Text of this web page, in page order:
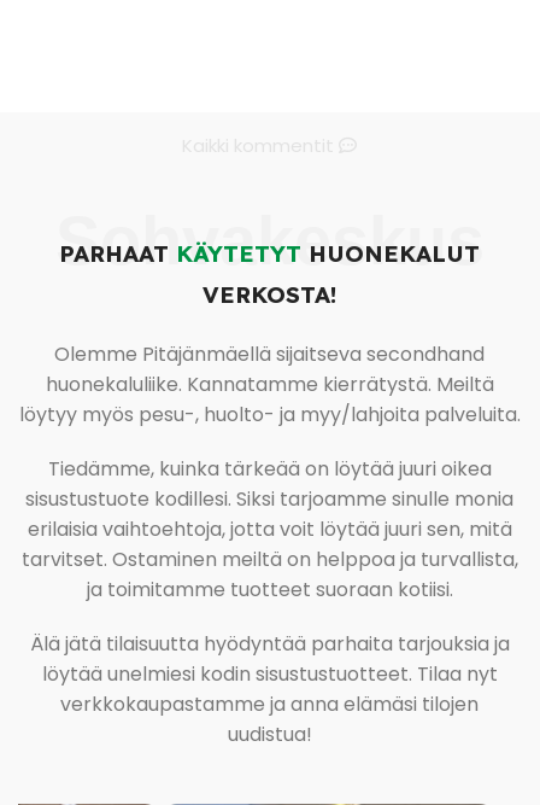
Sohvakeskus
PARHAAT KÄYTETYT HUONEKALUT
VERKOSTA!
Olemme Pitäjänmäellä sijaitseva secondhand
huonekaluliike. Kannatamme kierrätystä. Meiltä
löytyy myös pesu-, huolto- ja myy/lahjoita palveluita.
Tiedämme, kuinka tärkeää on löytää juuri oikea
sisustustuote kodillesi. Siksi tarjoamme sinulle monia
erilaisia vaihtoehtoja, jotta voit löytää juuri sen, mitä
tarvitset. Ostaminen meiltä on helppoa ja turvallista,
ja toimitamme tuotteet suoraan kotiisi.
Älä jätä tilaisuutta hyödyntää parhaita tarjouksia ja
löytää unelmiesi kodin sisustustuotteet. Tilaa nyt
verkkokaupastamme ja anna elämäsi tilojen
uudistua!